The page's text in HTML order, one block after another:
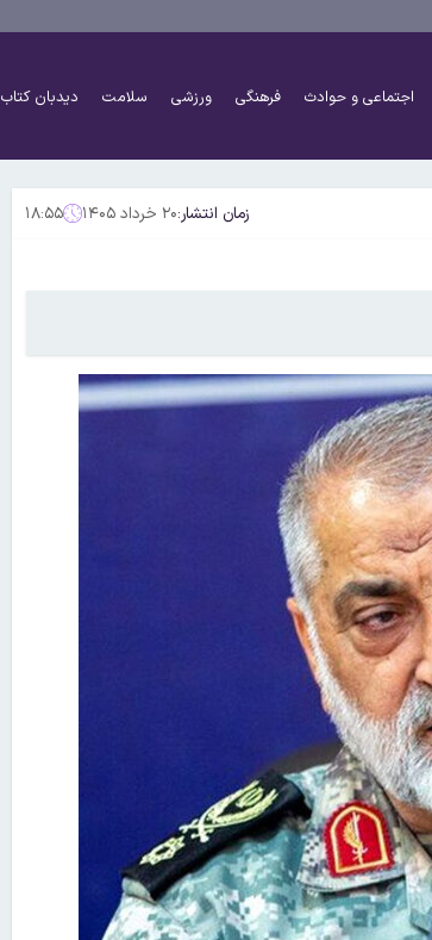
اجتماعی و حوادث فرهنگی ورزشی سلامت دیدبان کتاب
زمان انتشار:۲۰ خرداد ۱۴۰۵ ۱۸:۵۵